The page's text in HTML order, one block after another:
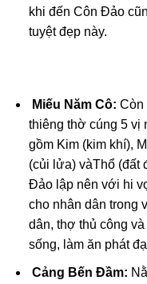
khi đến Côn Đảo
tuyệt đẹp này.
Miếu Năm Cô: Còn
thiêng thờ cúng 5 vị
gồm Kim (kim khí),
(củi lửa) vàThổ (đất
Đảo lập nên với hi
cho nhân dân trong
dân, thợ thủ công
sống, làm ăn phát
Cảng Bến Đầm: